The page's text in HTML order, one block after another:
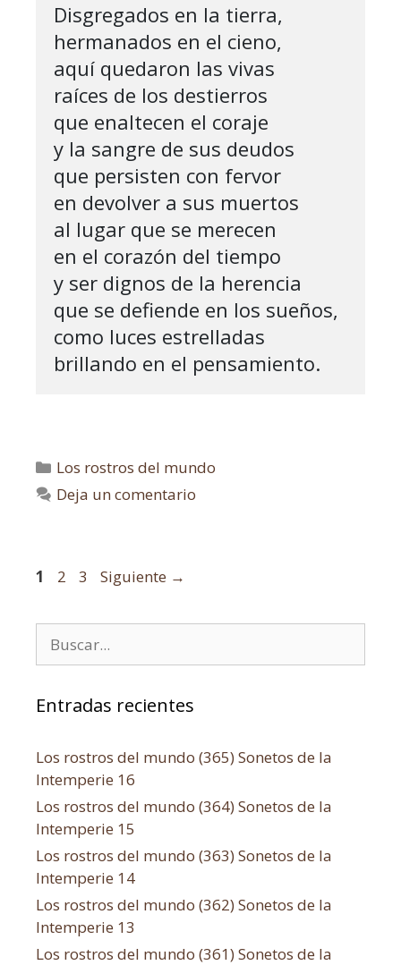
Disgregados en la tierra,
hermanados en el cieno,
aquí quedaron las vivas
raíces de los destierros
que enaltecen el coraje
y la sangre de sus deudos
que persisten con fervor
en devolver a sus muertos
al lugar que se merecen
en el corazón del tiempo
y ser dignos de la herencia
que se defiende en los sueños,
como luces estrelladas
brillando en el pensamiento.
Los rostros del mundo
Deja un comentario
1 2 3 Siguiente →
Entradas recientes
Los rostros del mundo (365) Sonetos de la
Intemperie 16
Los rostros del mundo (364) Sonetos de la
Intemperie 15
Los rostros del mundo (363) Sonetos de la
Intemperie 14
Los rostros del mundo (362) Sonetos de la
Intemperie 13
Los rostros del mundo (361) Sonetos de la